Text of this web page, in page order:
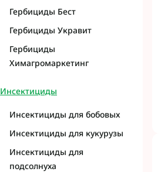
Гербициды Бест
Гербициды Укравит
Гербициды
Химагромаркетинг
Инсектициды
Инсектициды для бобовых
Инсектициды для кукурузы
Инсектициды для
подсолнуха